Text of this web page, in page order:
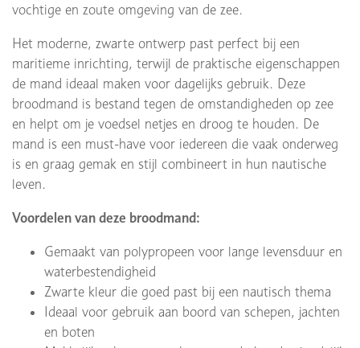
vochtige en zoute omgeving van de zee.
Het moderne, zwarte ontwerp past perfect bij een
maritieme inrichting, terwijl de praktische eigenschappen
de mand ideaal maken voor dagelijks gebruik. Deze
broodmand is bestand tegen de omstandigheden op zee
en helpt om je voedsel netjes en droog te houden. De
mand is een must-have voor iedereen die vaak onderweg
is en graag gemak en stijl combineert in hun nautische
leven.
Voordelen van deze broodmand:
Gemaakt van polypropeen voor lange levensduur en
waterbestendigheid
Zwarte kleur die goed past bij een nautisch thema
Ideaal voor gebruik aan boord van schepen, jachten
en boten